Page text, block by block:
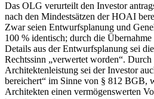
Das OLG verurteilt den Investor
nach den Mindestsätzen der HOAI
Zwar seien Entwurfsplanung und
100 % identisch; durch die
Details aus der Entwurfsplanung sei
Rechtssinn „verwertet worden“.
Architektenleistung sei der Investor
bereichert“ im Sinne von § 812 BGB,
Architekten einen vermögenswerten